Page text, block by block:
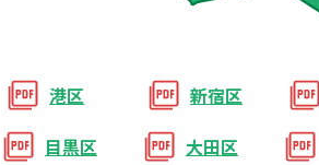
港区 新宿区
目黒区 大田区